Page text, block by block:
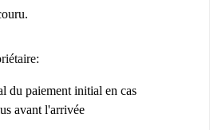
du paiement initial en cas
avant l'arrivée